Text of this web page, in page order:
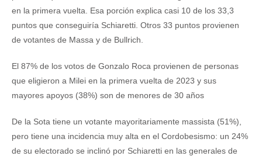
en la primera vuelta. Esa porción explica casi 10 de los 33,3
puntos que conseguiría Schiaretti. Otros 33 puntos provienen
de votantes de Massa y de Bullrich.
El 87% de los votos de Gonzalo Roca provienen de personas
que eligieron a Milei en la primera vuelta de 2023 y sus
mayores apoyos (38%) son de menores de 30 años
De la Sota tiene un votante mayoritariamente massista (51%),
pero tiene una incidencia muy alta en el Cordobesismo: un 24%
de su electorado se inclinó por Schiaretti en las generales de